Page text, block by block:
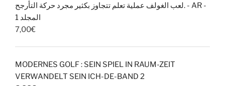
لعب الغولف عملية تعلم تتجاوز بكثير مجرد حركة التأرجح. - AR -
المجلد 1
7,00€
MODERNES GOLF : SEIN SPIEL IN RAUM-ZEIT
VERWANDELT SEIN ICH-DE-BAND 2